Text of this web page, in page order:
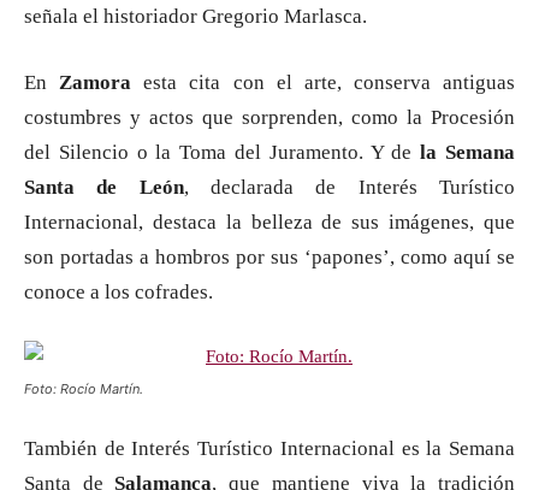
señala el historiador Gregorio Marlasca.
EnZamora esta cita con el arte, conserva antiguas
costumbres y actos que sorprenden, como la Procesión
del Silencio o la Toma del Juramento. Y dela Semana
Santa de León, declarada de Interés Turístico
Internacional, destaca la belleza de sus imágenes, que
son portadas a hombros por sus ‘papones’, como aquí se
conoce a los cofrades.
Foto: Rocío Martín.
También de Interés Turístico Internacional es la Semana
Santa de Salamanca, que mantiene viva la tradición